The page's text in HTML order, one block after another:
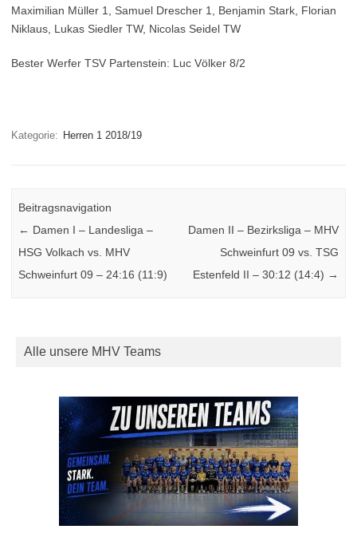
Maximilian Müller 1, Samuel Drescher 1, Benjamin Stark, Florian
Niklaus, Lukas Siedler TW, Nicolas Seidel TW
Bester Werfer TSV Partenstein: Luc Völker 8/2
Kategorie: Herren 1 2018/19
Beitragsnavigation
← Damen I – Landesliga –
HSG Volkach vs. MHV
Schweinfurt 09 – 24:16 (11:9)
Damen II – Bezirksliga – MHV
Schweinfurt 09 vs. TSG
Estenfeld II – 30:12 (14:4) →
Alle unsere MHV Teams